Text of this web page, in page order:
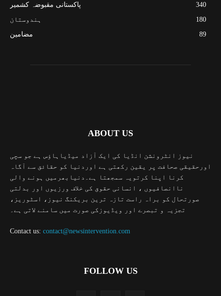
پاکستانی مقبوضہ کشمیر
340
ہندوستان
180
مضامین
89
ABOUT US
نیوز انٹرونشن انڈیا کی ایک آزاد میڈیاہاؤس ہے جو سچی
اورحقیقی صحافت پر یقین رکھتی ہے اوردنیا کو حقائق سے آگاہ
کرنا اپنا کرتویہ سمجھتا ہے۔دنیابھرمیں ہونے والی
ناانصافیوں ، انسانی حقوق کی خلاف ورزیوں اور بدلتی
صورتحال کو براہ راست تازہ ترین بریکنگ نیوز، اسٹوریز،
تجزیہ و تبصرے اور ویڈیوزکی صورت میں سامنے لاتی ہے۔
Contact us: contact@newsintervention.com
FOLLOW US